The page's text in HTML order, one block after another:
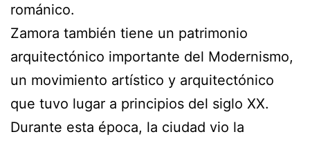
románico.
Zamora también tiene un patrimonio
arquitectónico importante del Modernismo,
un movimiento artístico y arquitectónico
que tuvo lugar a principios del siglo XX.
Durante esta época, la ciudad vio la